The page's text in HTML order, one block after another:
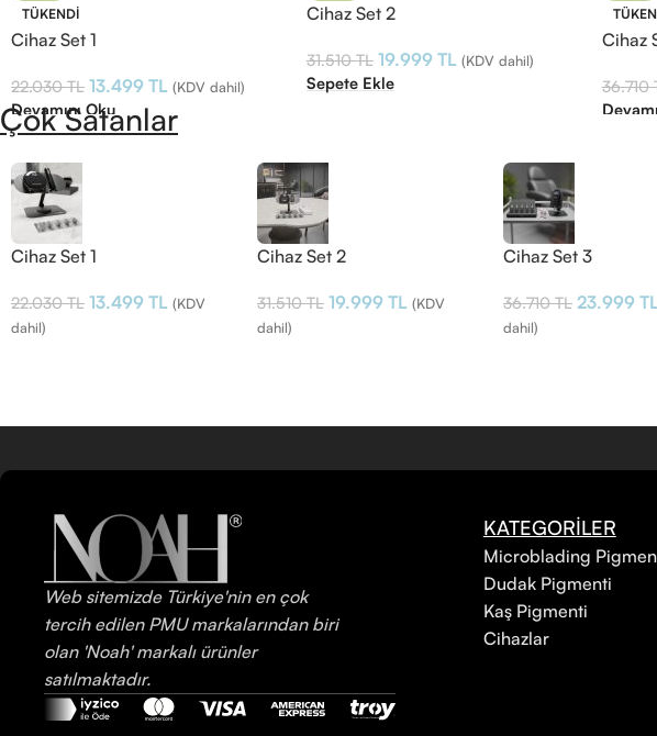
TÜKENDI
Cihaz Set 1
22.030TL 13.499 TL (KDV dahil)
Devamını Oku
Cihaz Set 2
31.510TL 19.999 TL (KDV dahil)
Sepete Ekle
Cihaz
36.710
Çok Satanlar
Cihaz Set 1
22.030TL 13.499 TL (KDV
dahil)
Cihaz Set 2
31.510TL 19.999 TL (KDV
dahil)
Cihaz Set 3
36.710TL 23.999 TL
dahil)
Web sitemizde Türkiye'nin en çok
tercih edilen PMU markalarından biri
olan 'Noah' markalı ürünler
satılmaktadır.
KATEGORİLER
Microblading
Dudak Pigmenti
Kaş Pigmenti
Cihazlar